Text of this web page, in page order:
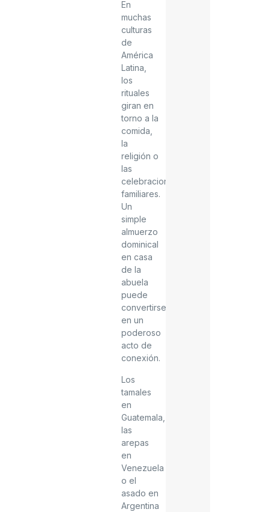
En
muchas
culturas
de
América
Latina,
los
rituales
giran en
torno a la
comida,
la
religión o
las
celebraciones
familiares.
Un
simple
almuerzo
dominical
en casa
de la
abuela
puede
convertirse
en un
poderoso
acto de
conexión.
Los
tamales
en
Guatemala,
las
arepas
en
Venezuela
o el
asado en
Argentina